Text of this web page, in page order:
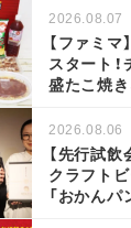
2026.08.07
【ファミ
スタート
盛たこ焼
2026.08.06
【先行試
クラフト
「おかん